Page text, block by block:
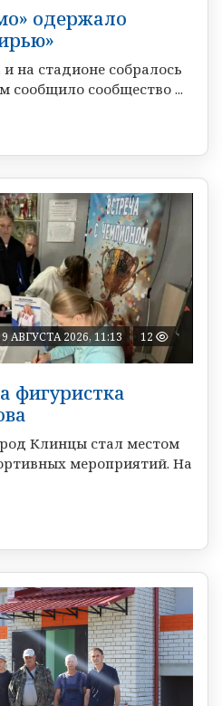
одержало
на стадионе собралось
сообщило сообщество ...
9 АВГУСТА 2026, 11:13 12
фигуристка
Клинцы стал местом
мероприятий. На